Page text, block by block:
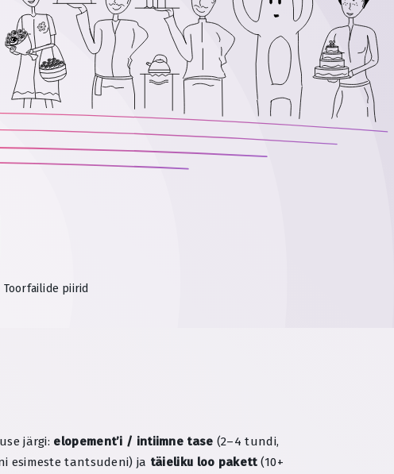
Toorfailide piirid
järgi: elopement’i / intiimne tase (2–4 tundi,
esimeste tantsudeni) ja täieliku loo pakett(10+